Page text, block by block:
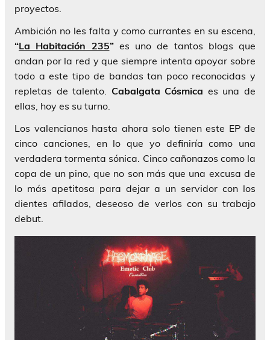
proyectos.
Ambición no les falta y como currantes en su escena,
“La Habitación 235”es uno de tantos blogs que
andan por la red y que siempre intenta apoyar sobre
todo a este tipo de bandas tan poco reconocidas y
repletas de talento. Cabalgata Cósmica es una de
ellas, hoy es su turno.
Los valencianos hasta ahora solo tienen este EP de
cinco canciones, en lo que yo definiría como una
verdadera tormenta sónica. Cinco cañonazos como la
copa de un pino, que no son más que una excusa de
lo más apetitosa para dejar a un servidor con los
dientes afilados, deseoso de verlos con su trabajo
debut.